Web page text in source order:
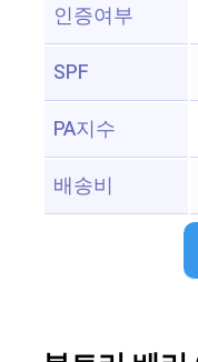
인증여부
SPF
PA지수
배송비